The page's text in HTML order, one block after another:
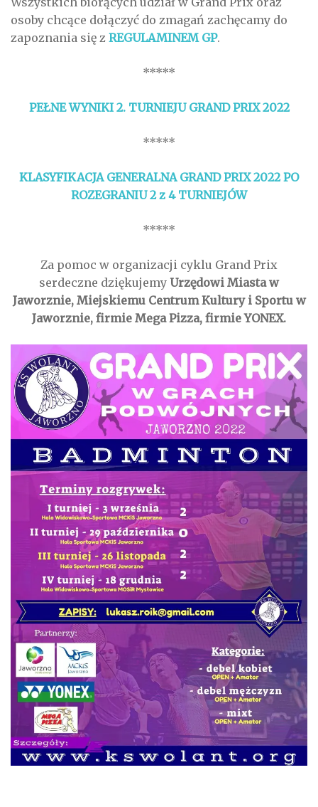
osoby chcące dołączyć do zmagań zachęcamy do
zapoznania się z REGULAMINEM GP.
*****
PEŁNE WYNIKI 2. TURNIEJU GRAND PRIX 2022
*****
KLASYFIKACJA GENERALNA GRAND PRIX 2022 PO
ROZEGRANIU 2 z 4 TURNIEJÓW
*****
Za pomoc w organizacji cyklu Grand Prix
serdeczne dziękujemy Urzędowi Miasta w
Jaworznie, Miejskiemu Centrum Kultury i Sportu w
Jaworznie, firmie Mega Pizza, firmie YONEX.